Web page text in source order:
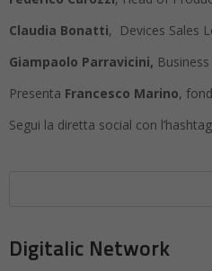
Claudia Bonatti, Devices Sales
Giampaolo Parravicini,
Presenta Francesco Marino,
Segui la diretta social con l’hashtag
Digitalic Network